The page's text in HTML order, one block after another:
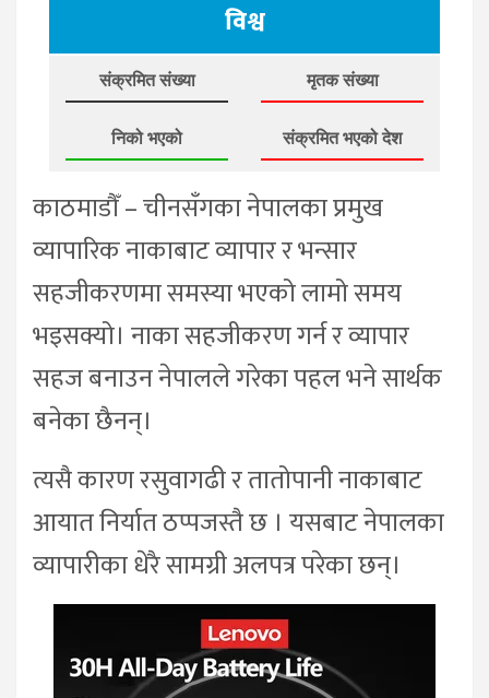
विश्व
संक्रमित संख्या मृतक संख्या
निको भएको संक्रमित भएको देश
काठमाडौँ – चीनसँगका नेपालका प्रमुख
व्यापारिक नाकाबाट व्यापार र भन्सार
सहजीकरणमा समस्या भएको लामो समय
भइसक्यो। नाका सहजीकरण गर्न र व्यापार
सहज बनाउन नेपालले गरेका पहल भने सार्थक
बनेका छैनन्।
त्यसै कारण रसुवागढी र तातोपानी नाकाबाट
आयात निर्यात ठप्पजस्तै छ । यसबाट नेपालका
व्यापारीका धेरै सामग्री अलपत्र परेका छन्।